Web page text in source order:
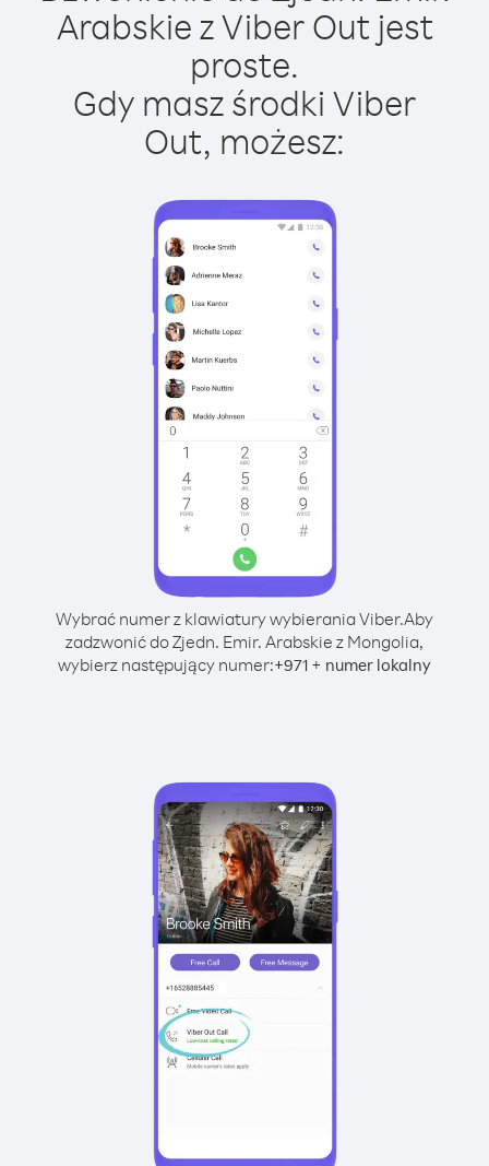
Arabskie z Viber Out jest
proste.
Gdy masz środki Viber
Out, możesz:
Wybrać numer z klawiatury wybierania Viber.Aby
zadzwonić do Zjedn. Emir. Arabskie z Mongolia,
wybierz następujący numer:+971 + numer lokalny